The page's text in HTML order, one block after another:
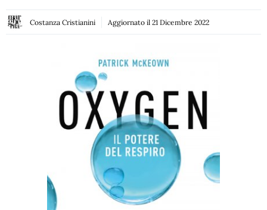
Costanza Cristianini Aggiornato il 21 Dicembre 2022